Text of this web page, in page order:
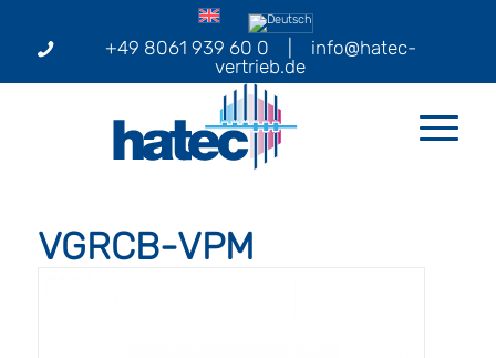
+49 8061 939 60 0
info@hatec-
vertrieb.de
VGRCB-VPM